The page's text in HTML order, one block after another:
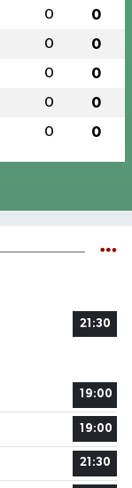
0 0
0 0
0 0
0 0
0 0
21:30
19:00
19:00
21:30